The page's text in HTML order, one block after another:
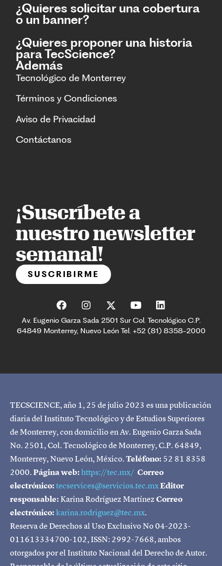
¿Quieres solicitar una cobertura
o un banner?
¿Quieres proponer una historia
para TecScience?
Además
Tecnológico de Monterrey
Términos y Condiciones
Aviso de Privacidad
Contáctanos
¡Suscríbete a
nuestro newsletter
semanal!
SUSCRIBIRME
Av. Eugenio Garza Sada 2501 Sur Col. Tecnológico C.P.
64849 Monterrey, Nuevo León Tel. +52 (81) 8358-2000
TECSCIENCE, año 1, 25 de julio 2023 es una publicación
diaria del Instituto Tecnológico y de Estudios Superiores
de Monterrey, con domicilio en Av. Eugenio Garza Sada
No. 2501, Col. Tecnológico de Monterrey, C.P. 64849,
Monterrey, Nuevo León, México.Teléfono: 52 81 8358
2000.Página web:https://tec.mx/ Correo
electrónico:tecservices@servicios.tec.mxEditor
responsable:Karina Rodríguez MartínezCorreo
electrónico:karina.rodriguez@tec.mx.
Reserva de Derechos al Uso Exclusivo No 04-2023-
011613334700-102, ISSN: 2992-7668, ambos
otorgados por el Instituto Nacional del Derecho de Autor.